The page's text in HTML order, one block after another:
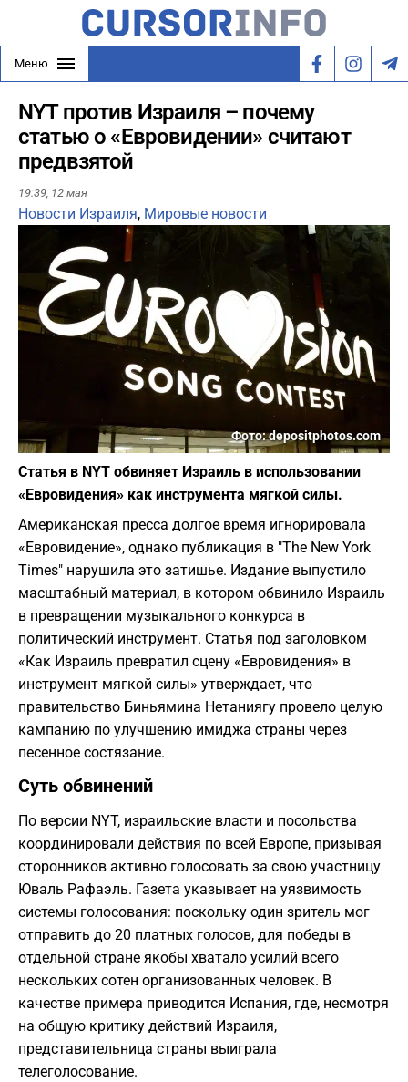
Меню
NYT против Израиля – почему
статью о «Евровидении» считают
предвзятой
19:39, 12 мая
Новости Израиля, Мировые новости
Фото: depositphotos.com
Статья в NYT обвиняет Израиль в использовании
«Евровидения» как инструмента мягкой силы.
Американская пресса долгое время игнорировала
«Евровидение», однако публикация в "The New York
Times" нарушила это затишье. Издание выпустило
масштабный материал, в котором обвинило Израиль
в превращении музыкального конкурса в
политический инструмент. Статья под заголовком
«Как Израиль превратил сцену «Евровидения» в
инструмент мягкой силы» утверждает, что
правительство Биньямина Нетаниягу провело целую
кампанию по улучшению имиджа страны через
песенное состязание.
​Суть обвинений
​По версии NYT, израильские власти и посольства
координировали действия по всей Европе, призывая
сторонников активно голосовать за свою участницу
Юваль Рафаэль. Газета указывает на уязвимость
системы голосования: поскольку один зритель мог
отправить до 20 платных голосов, для победы в
отдельной стране якобы хватало усилий всего
нескольких сотен организованных человек. В
качестве примера приводится Испания, где, несмотря
на общую критику действий Израиля,
представительница страны выиграла
телеголосование.